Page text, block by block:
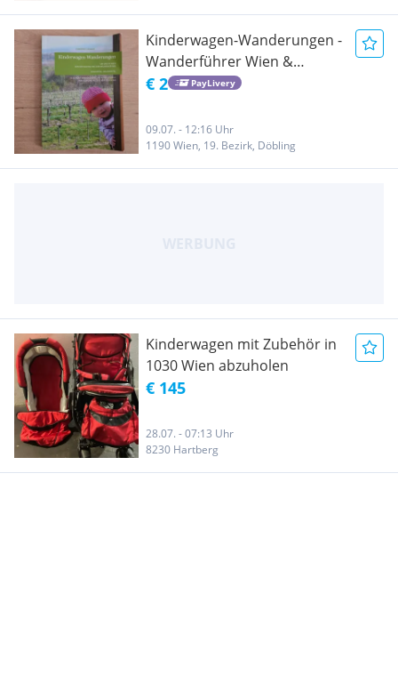
Kinderwagen-Wanderungen -
Wanderführer Wien &
Wachau
€ 2 PayLivery
09.07. - 12:16 Uhr
1190 Wien, 19. Bezirk, Döbling
Kinderwagen mit Zubehör in
1030 Wien abzuholen
€ 145
28.07. - 07:13 Uhr
8230 Hartberg